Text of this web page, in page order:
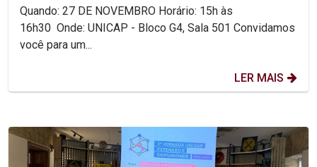
Quando: 27 DE NOVEMBRO Horário: 15h às
16h30 Onde: UNICAP - Bloco G4, Sala 501 Convidamos
você para um...
LER MAIS